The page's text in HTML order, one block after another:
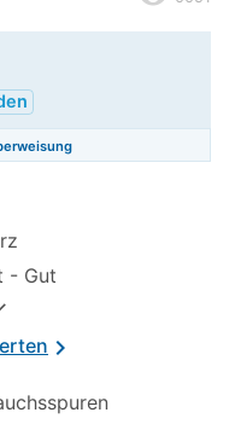
- Gut
chevron_right